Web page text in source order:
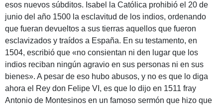
esos nuevos súbditos. Isabel la Católica prohibió el 20 de
junio del año 1500 la esclavitud de los indios, ordenando
que fueran devueltos a sus tierras aquellos que fueron
esclavizados y traídos a España. En su testamento, en
1504, escribió que «no consientan ni den lugar que los
indios reciban ningún agravio en sus personas ni en sus
bienes». A pesar de eso hubo abusos, y no es que lo diga
ahora el Rey don Felipe VI, es que lo dijo en 1511 fray
Antonio de Montesinos en un famoso sermón que hizo que